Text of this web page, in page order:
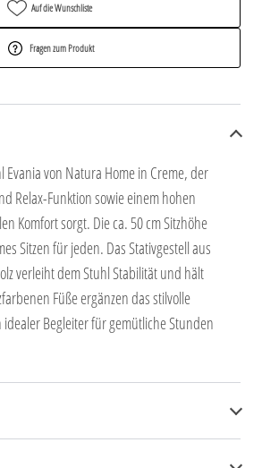
Auf die Wunschliste
Fragen zum Produkt
Evania von Natura Home in Creme, der
Relax-Funktion sowie einem hohen
Komfort sorgt. Die ca. 50 cm Sitzhöhe
Sitzen für jeden. Das Stativgestell aus
verleiht dem Stuhl Stabilität und hält
Füße ergänzen das stilvolle
idealer Begleiter für gemütliche Stunden